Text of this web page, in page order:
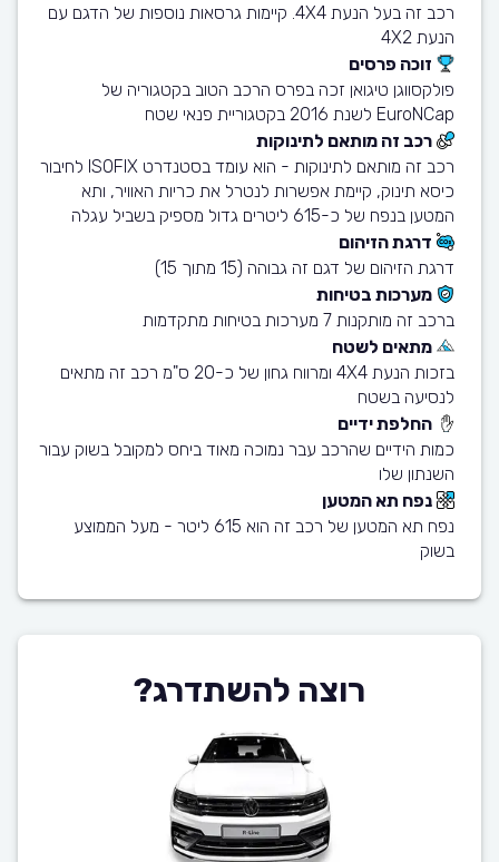
רכב זה בעל הנעת 4X4. קיימות גרסאות נוספות של הדגם עם
הנעת 4X2
זוכה פרסים
פולקסווגן טיגואן זכה בפרס הרכב הטוב בקטגוריה של
EuroNCap לשנת 2016 בקטגוריית פנאי שטח
רכב זה מותאם לתינוקות
רכב זה מותאם לתינוקות - הוא עומד בסטנדרט ISOFIX לחיבור
כיסא תינוק, קיימת אפשרות לנטרל את כריות האוויר, ותא
המטען בנפח של כ-615 ליטרים גדול מספיק בשביל עגלה
דרגת הזיהום
דרגת הזיהום של דגם זה גבוהה (15 מתוך 15)
מערכות בטיחות
ברכב זה מותקנות 7 מערכות בטיחות מתקדמות
מתאים לשטח
בזכות הנעת 4X4 ומרווח גחון של כ-20 ס"מ רכב זה מתאים
לנסיעה בשטח
החלפת ידיים
כמות הידיים שהרכב עבר נמוכה מאוד ביחס למקובל בשוק עבור
השנתון שלו
נפח תא המטען
נפח תא המטען של רכב זה הוא 615 ליטר - מעל הממוצע
בשוק
רוצה להשתדרג?